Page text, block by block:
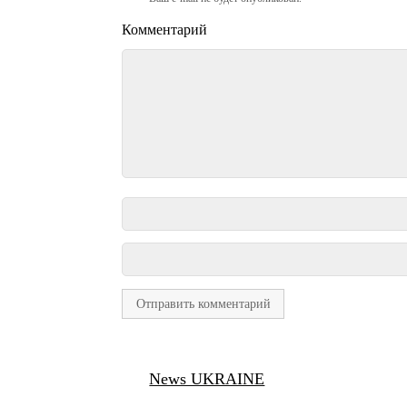
Комментарий
News UKRAINE